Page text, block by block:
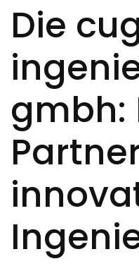
Die
gmbh: